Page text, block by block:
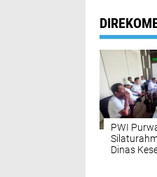
PWI
Dinas